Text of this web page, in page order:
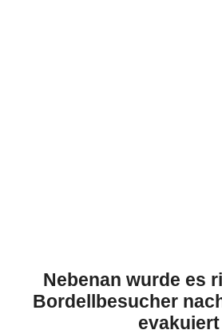
Nebenan wurde es
Bordellbesucher
evakuiert